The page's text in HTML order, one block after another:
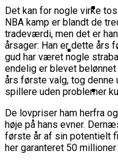
Til NBA
Det kan for nogle virke
NBA kamp er blandt de
tradeværdi, men det er
årsager: Han er dette års
gud har været nogle
endelig er blevet
års første valg, tog denne
spillere uden problemer
De lovpriser ham herfra
høje på hans evner.
første år af sin potentielt
her garanteret 50